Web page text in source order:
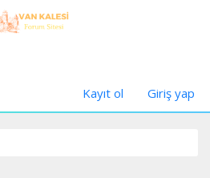
Kayıt ol Giriş yap